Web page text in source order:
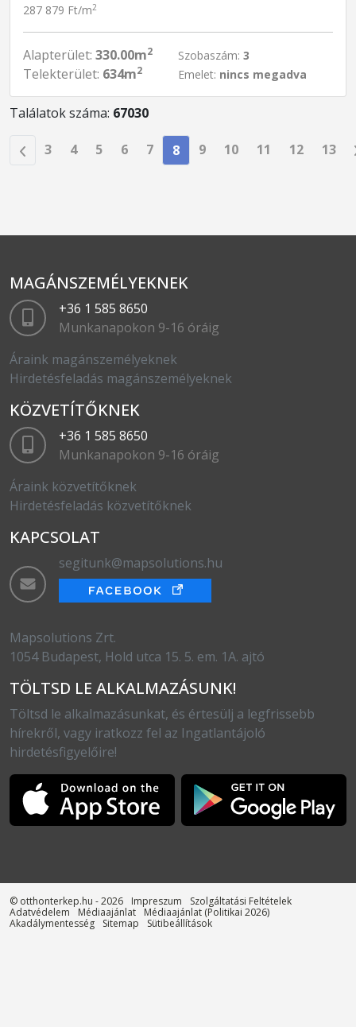
287 879 Ft/m2
Alapterület: 330.00m2
Telekterület: 634m2
Szobaszám: 3
Emelet: nincs megadva
Találatok száma: 67030
3 4 5 6 7 8 9 10 11 12 13
MAGÁNSZEMÉLYEKNEK
+36 1 585 8650
Munkanapokon 9-16 óráig
Áraink magánszemélyeknek
Hirdetésfeladás magánszemélyeknek
KÖZVETÍTŐKNEK
+36 1 585 8650
Munkanapokon 9-16 óráig
Áraink közvetítőknek
Hirdetésfeladás közvetítőknek
KAPCSOLAT
segitunk@mapsolutions.hu
Mapsolutions Zrt.
1054 Budapest, Hold utca 15. 5. em. 1A. ajtó
TÖLTSD LE ALKALMAZÁSUNK!
Töltsd le alkalmazásunkat, és értesülj a legfrissebb
hírekről, vagy iratkozz fel az Ingatlantájoló
hirdetésfigyelőire!
© otthonterkep.hu - 2026 Impreszum
Szolgáltatási Feltételek
Adatvédelem
Médiaajánlat
Médiaajánlat (Politikai 2026)
Akadálymentesség
Sitemap Sütibeállítások